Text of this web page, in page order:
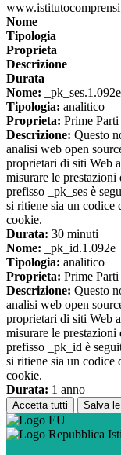
Nome
Tipologia
Proprieta
Descrizione
Durata
Nome: _pk_ses.1.092e
Tipologia: analitico
Proprieta: Prime Parti
Descrizione: Questo
analisi web open
proprietari di siti Web
misurare le
prefisso _pk_ses è
si ritiene sia un
cookie.
Durata: 30 minuti
Nome: _pk_id.1.092e
Tipologia: analitico
Proprieta: Prime Parti
Descrizione: Questo
analisi web open
proprietari di siti Web
misurare le
prefisso _pk_id è
si ritiene sia un
cookie.
Durata: 1 anno
Accetta tutti Salva